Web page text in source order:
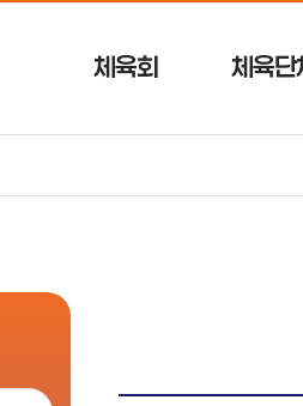
체육회 체육단